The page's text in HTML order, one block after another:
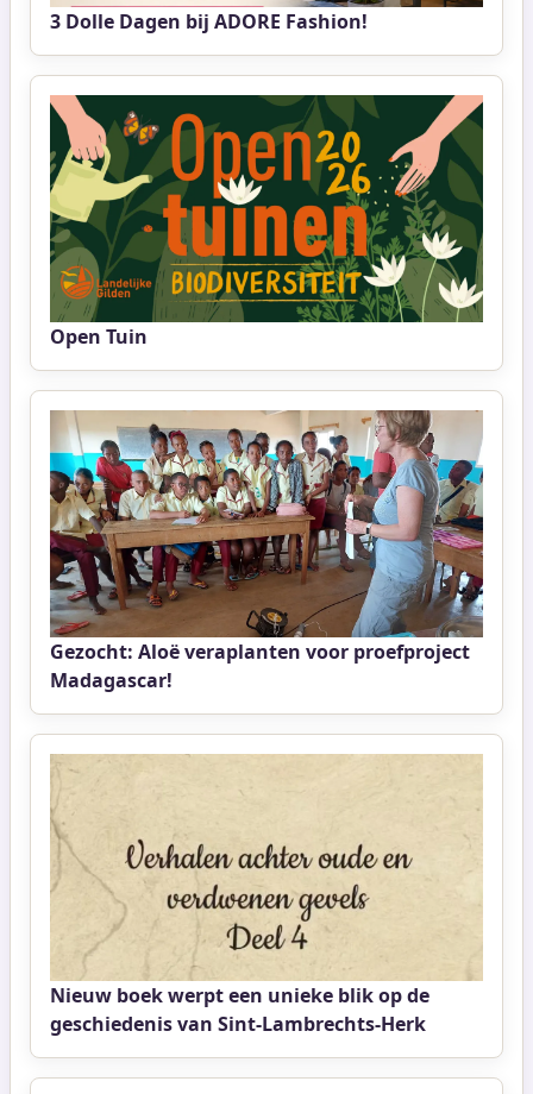
3 Dolle Dagen bij ADORE Fashion!
Open Tuin
Gezocht: Aloë veraplanten voor proefproject
Madagascar!
Nieuw boek werpt een unieke blik op de
geschiedenis van Sint-Lambrechts-Herk